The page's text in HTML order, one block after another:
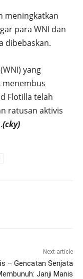
meningkatkan
para WNI dan
dibebaskan.
yang
Flotilla telah
ratusan aktivis
(cky)
Next article
– Gencatan Senjata
Janji Manis